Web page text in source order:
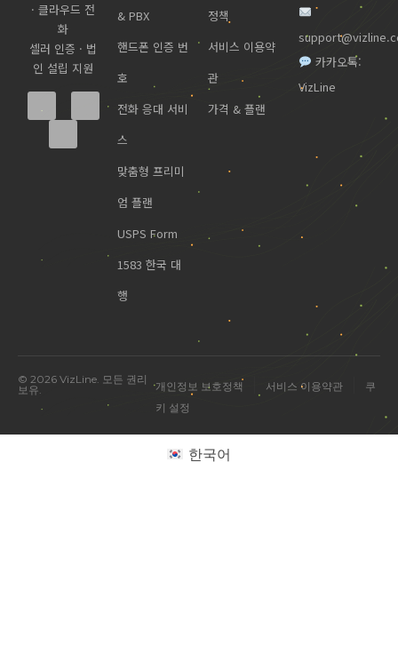
· 클라우드 전
화
셀러 인증 · 법
인 설립 지원
& PBX
핸드폰 인증 번
호
전화 응대 서비
스
맞춤형 프리미
엄 플랜
USPS Form
1583 한국 대
행
정책
서비스 이용약
관
가격 & 플랜
카카오톡:
VizLine
© 2026 VizLine. 모든 권리
보유.
개인정보 보호정책 서비스 이용약관
쿠
키 설정
한국어